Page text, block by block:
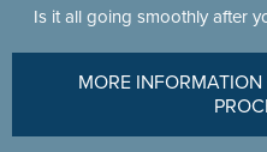
Is it all going smoothly after
MORE